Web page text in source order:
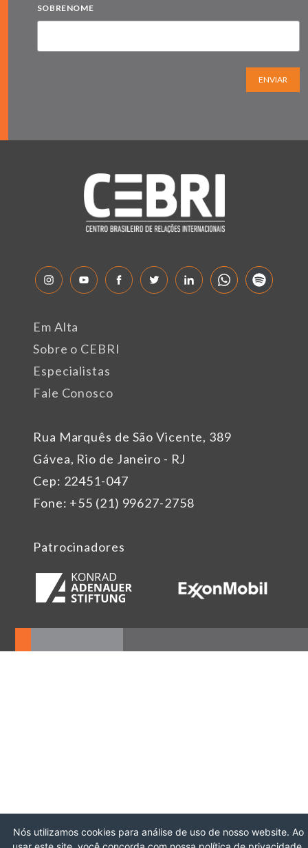
SOBRENOME
ENVIAR
Rua Marquês de São Vicente, 389
Gávea, Rio de Janeiro - RJ
Cep: 22451-047
Fone: +55 (21) 99627-2758
Em Alta
Sobre o CEBRI
Especialistas
Fale Conosco
Patrocinadores
Nós utilizamos cookies para análise de uso de nosso website. Ao